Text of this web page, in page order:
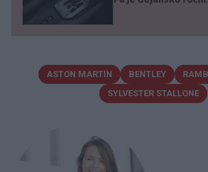
ASTON MARTIN BENTLEY
SYLVESTER STALLONE